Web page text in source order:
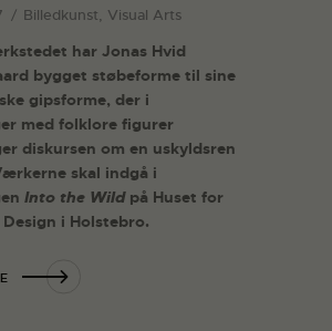
Billedkunst, Visual Arts
har Jonas Hvid
bygget støbeforme til sine
gipsforme, der i
med folklore figurer
diskursen om en uskyldsren
skal indgå i
Into the Wild på Huset for
i Holstebro.